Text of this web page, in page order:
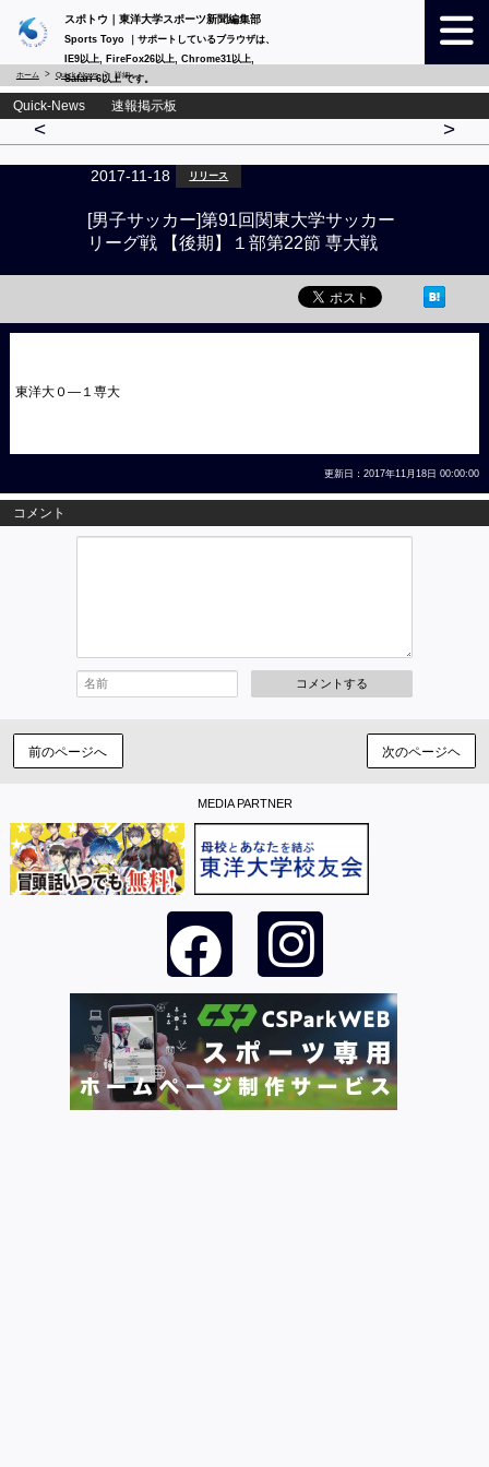
スポトウ｜東洋大学スポーツ新聞編集部
Sports Toyo ｜サポートしているブラウザは、
IE9以上, FireFox26以上, Chrome31以上,
Safari 6以上 です。
ホーム Quick-News 詳細
Quick-News 速報掲示板
< >
2017-11-18 リリース
[男子サッカー]第91回関東大学サッカー
リーグ戦 【後期】１部第22節 専大戦
東洋大０―１専大
更新日：2017年11月18日 00:00:00
コメント
コメントする
前のページへ 次のページヘ
MEDIA PARTNER